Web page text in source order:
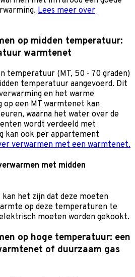
Lees meer over
op midden temperatuur:
warmtenet
temperatuur (MT, 50 - 70 graden)
temperatuur aangevoerd. Dit
en het warme
op een MT warmtenet kan
waarna het water over de
wordt verdeeld met
kan ook per appartement
verwarmen met een warmtenet.
met midden
het zijn dat deze moeten
op deze temperaturen te
moeten worden gekookt.
op hoge temperatuur: een
of duurzaam gas